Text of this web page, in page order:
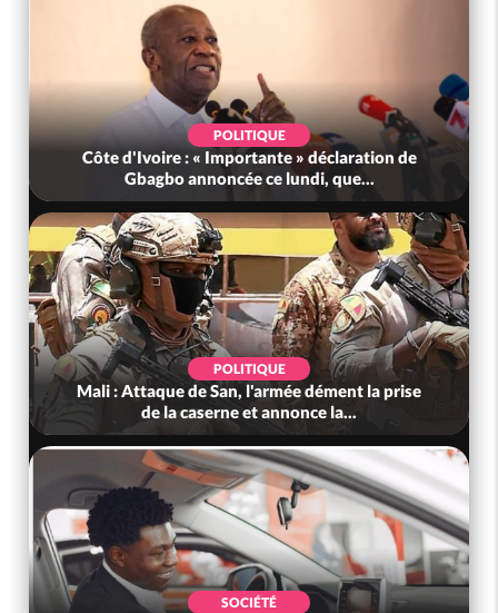
SOCIÉTÉ
Côte d'Ivoire : Le Tonkpi abrite la première
édition décentralisée du Salon...
SOCIÉTÉ
Côte d'Ivoire : Condoléances à la famille du
Gnl Dem Aly, Téné Birahima : «...
POLITIQUE